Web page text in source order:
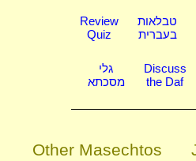
Review
Quiz
טבלאות
בעברית
גלי
מסכתא
Discuss
the Daf
Other Masechtos